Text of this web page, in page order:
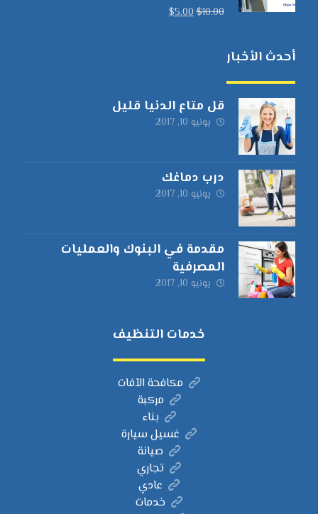
$10.00
$5.00
أحدث الأخبار
قل متاع الدنيا قليل
يونيو 10, 2017
درب دماغك
يونيو 10, 2017
مقدمة في البنوك والعمليات
المصرفية
يونيو 10, 2017
خدمات التنظيف
مكافحة الآفات
مركبة
بناء
غسيل سيارة
صيانة
تجاري
عادي
خدمات